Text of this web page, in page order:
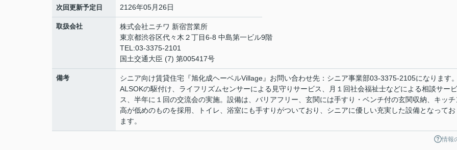
次回更新予定日 2126年05月26日
取扱会社
株式会社ニチワ 新宿営業所
東京都渋谷区代々木２丁目6-8 中島第一ビル9階
TEL:03-3375-2101
国土交通大臣 (7) 第005417号
備考
シニア向け賃貸住宅『旭化成ヘーベルVillage』お問い合わせ先：シニア事業部03-3375-2105になります
ALSOKの駆付け、ライフリズムセンサーによる見守りサービス、月１回社会福祉士などによる相談サービ
ス、半年に１回の交流会の実施。設備は、バリアフリー、玄関には手すり・ベンチ付の玄関収納、キッチ
高が低めのものを採用、トイレ、浴室にも手すりがついており、シニアに優しい充実した設備となってお
ます。
情報